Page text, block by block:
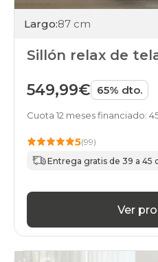
Largo:87 cm
Sillón relax de
549,99€ 65% dto.
Cuota 12 meses financiado:
5(99)
Entrega gratis de 39 a 45
Ver